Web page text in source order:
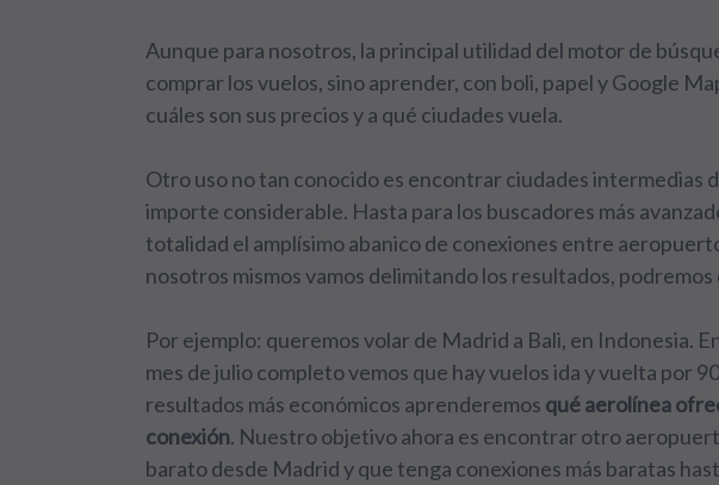
Aunque para nosotros, la principal utilidad del motor de
comprar los vuelos, sino aprender, con boli, papel y Google
cuáles son sus precios y a qué ciudades vuela.
Otro uso no tan conocido es encontrar ciudades intermedias
importe considerable. Hasta para los buscadores más
totalidad el amplísimo abanico de conexiones entre
nosotros mismos vamos delimitando los resultados,
Por ejemplo: queremos volar de Madrid a Bali, en Indonesia.
mes de julio completo vemos que hay vuelos ida y vuelta por
resultados más económicos aprenderemos qué aerolínea
conexión. Nuestro objetivo ahora es encontrar otro
barato desde Madrid y que tenga conexiones más baratas